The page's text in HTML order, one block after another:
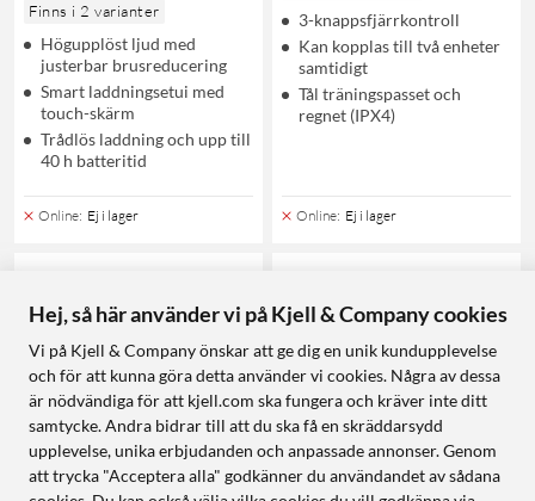
Finns i 2 varianter
Högupplöst ljud med
justerbar brusreducering
Smart laddningsetui med
touch-skärm
Trådlös laddning och upp till
40 h batteritid
Online: Ej i lager
3-knappsfjärrkontroll
Kan kopplas till två enheter
samtidigt
Tål träningspasset och
regnet (IPX4)
Online: Ej i lager
Hej, så här använder vi på Kjell & Company cookies
Vi på Kjell & Company önskar att ge dig en unik kundupplevelse
och för att kunna göra detta använder vi cookies. Några av dessa
är nödvändiga för att kjell.com ska fungera och kräver inte ditt
samtycke. Andra bidrar till att du ska få en skräddarsydd
upplevelse, unika erbjudanden och anpassade annonser. Genom
att trycka "Acceptera alla" godkänner du användandet av sådana